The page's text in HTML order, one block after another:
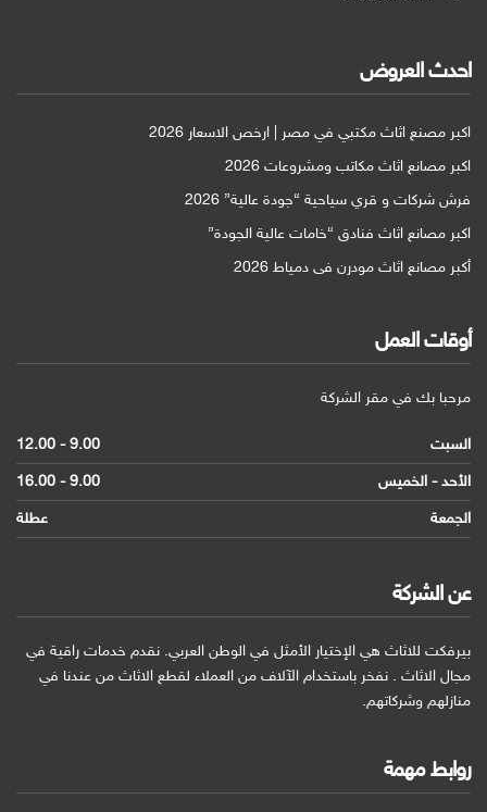
احدث العروض
اكبر مصنع اثاث مكتبي في مصر | ارخص الاسعار 2026
اكبر مصانع اثاث مكاتب ومشروعات 2026
فرش شركات و قري سياحية “جودة عالية” 2026
اكبر مصانع اثاث فنادق “خامات عالية الجودة”
أكبر مصانع اثاث مودرن فى دمياط 2026
أوقات العمل
مرحبا بك في مقر الشركة
السبت
9.00 - 12.00
الأحد - الخميس
9.00 - 16.00
الجمعة
عطلة
عن الشركة
بيرفكت للاثاث هي الإختيار الأمثل في الوطن العربي. نقدم خدمات راقية في
مجال الاثاث . نفخر باستخدام الآلاف من العملاء لقطع الاثاث من عندنا في
منازلهم وشركاتهم.
روابط مهمة